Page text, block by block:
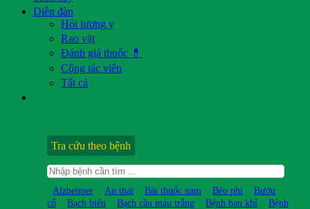
Diễn đàn
Hỏi lương y
Rao vặt
Đánh giá thuốc 💊
Cộng tác viên
Tất cả
Tra cứu theo bệnh
Alzheimer An thai Bài thuốc nam Béo phì
Bướu
cổ
Bạch biến Bạch cầu máu trắng Bệnh ban khỉ
Bệnh